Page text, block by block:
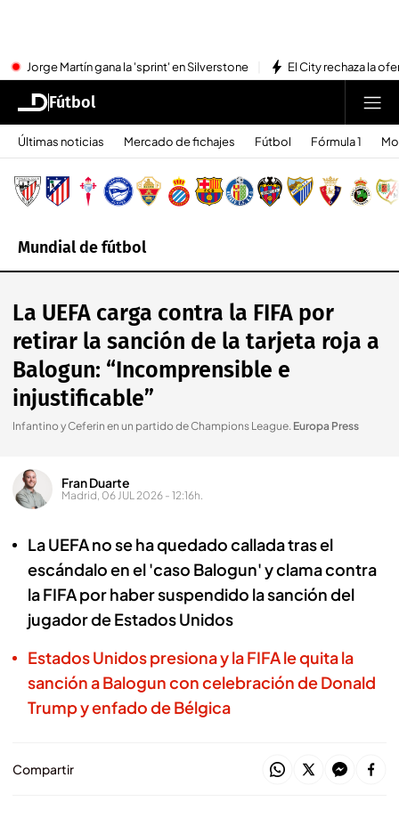
Jorge Martín gana la 'sprint' en Silverstone El City rechaza la
Fútbol
Últimas noticias Mercado de fichajes Fútbol Fórmula 1
Mundial de fútbol
La UEFA carga contra la FIFA por
retirar la sanción de la tarjeta roja a
Balogun: “Incomprensible e
injustificable”
Infantino y Ceferin en un partido de Champions League. Europa Press
Fran Duarte
Madrid, 06 JUL 2026 - 12:16h.
La UEFA no se ha quedado callada tras el
escándalo en el 'caso Balogun' y clama contra
la FIFA por haber suspendido la sanción del
jugador de Estados Unidos
Estados Unidos presiona y la FIFA le quita la
sanción a Balogun con celebración de Donald
Trump y enfado de Bélgica
Compartir